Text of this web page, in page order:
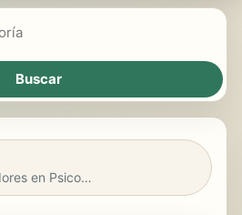
Formar investigadores en Psicopedagogía